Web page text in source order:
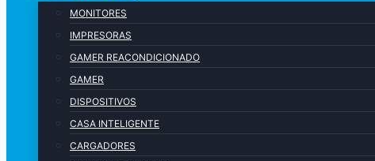
MONITORES
IMPRESORAS
GAMER REACONDICIONADO
GAMER
DISPOSITIVOS
CASA INTELIGENTE
CARGADORES